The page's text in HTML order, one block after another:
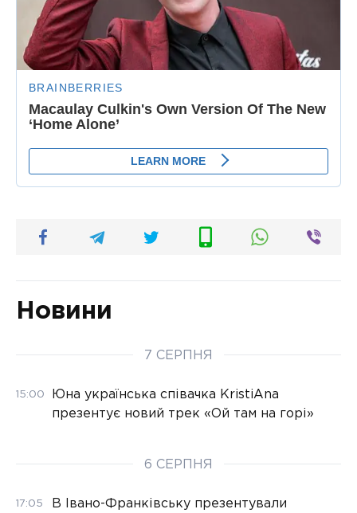
Новини
7 СЕРПНЯ
15:00
Юна українська співачка KristiAna
презентує новий трек «Ой там на горі»
6 СЕРПНЯ
17:05
В Івано-Франківську презентували